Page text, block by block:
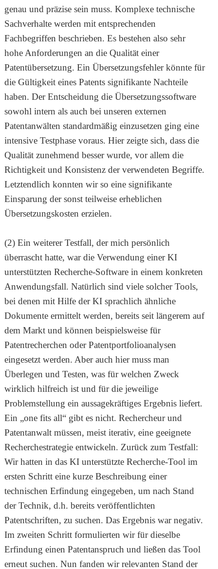
genau und präzise sein muss. Komplexe technische
Sachverhalte werden mit entsprechenden
Fachbegriffen beschrieben. Es bestehen also sehr
hohe Anforderungen an die Qualität einer
Patentübersetzung. Ein Übersetzungsfehler könnte für
die Gültigkeit eines Patents signifikante Nachteile
haben. Der Entscheidung die Übersetzungssoftware
sowohl intern als auch bei unseren externen
Patentanwälten standardmäßig einzusetzen ging eine
intensive Testphase voraus. Hier zeigte sich, dass die
Qualität zunehmend besser wurde, vor allem die
Richtigkeit und Konsistenz der verwendeten Begriffe.
Letztendlich konnten wir so eine signifikante
Einsparung der sonst teilweise erheblichen
Übersetzungskosten erzielen.
(2) Ein weiterer Testfall, der mich persönlich
überrascht hatte, war die Verwendung einer KI
unterstützten Recherche-Software in einem konkreten
Anwendungsfall. Natürlich sind viele solcher Tools,
bei denen mit Hilfe der KI sprachlich ähnliche
Dokumente ermittelt werden, bereits seit längerem auf
dem Markt und können beispielsweise für
Patentrecherchen oder Patentportfolioanalysen
eingesetzt werden. Aber auch hier muss man
Überlegen und Testen, was für welchen Zweck
wirklich hilfreich ist und für die jeweilige
Problemstellung ein aussagekräftiges Ergebnis liefert.
Ein „one fits all“ gibt es nicht. Rechercheur und
Patentanwalt müssen, meist iterativ, eine geeignete
Recherchestrategie entwickeln. Zurück zum Testfall:
Wir hatten in das KI unterstützte Recherche-Tool im
ersten Schritt eine kurze Beschreibung einer
technischen Erfindung eingegeben, um nach Stand
der Technik, d.h. bereits veröffentlichten
Patentschriften, zu suchen. Das Ergebnis war negativ.
Im zweiten Schritt formulierten wir für dieselbe
Erfindung einen Patentanspruch und ließen das Tool
erneut suchen. Nun fanden wir relevanten Stand der